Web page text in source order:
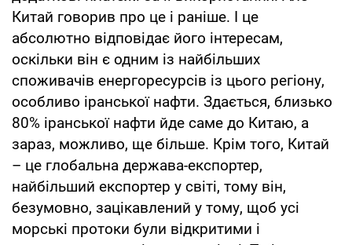
Китай говорив про це і раніше. І це
абсолютно відповідає його інтересам,
оскільки він є одним із найбільших
споживачів енергоресурсів із цього регіону,
особливо іранської нафти. Здається, близько
80% іранської нафти йде саме до Китаю, а
зараз, можливо, ще більше. Крім того, Китай
– це глобальна держава-експортер,
найбільший експортер у світі, тому він,
безумовно, зацікавлений у тому, щоб усі
морські протоки були відкритими і